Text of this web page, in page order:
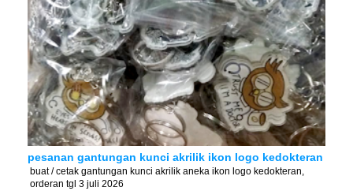
pesanan gantungan kunci akrilik ikon logo kedokteran
buat / cetak gantungan kunci akrilik aneka ikon logo kedokteran,
orderan tgl 3 juli 2026